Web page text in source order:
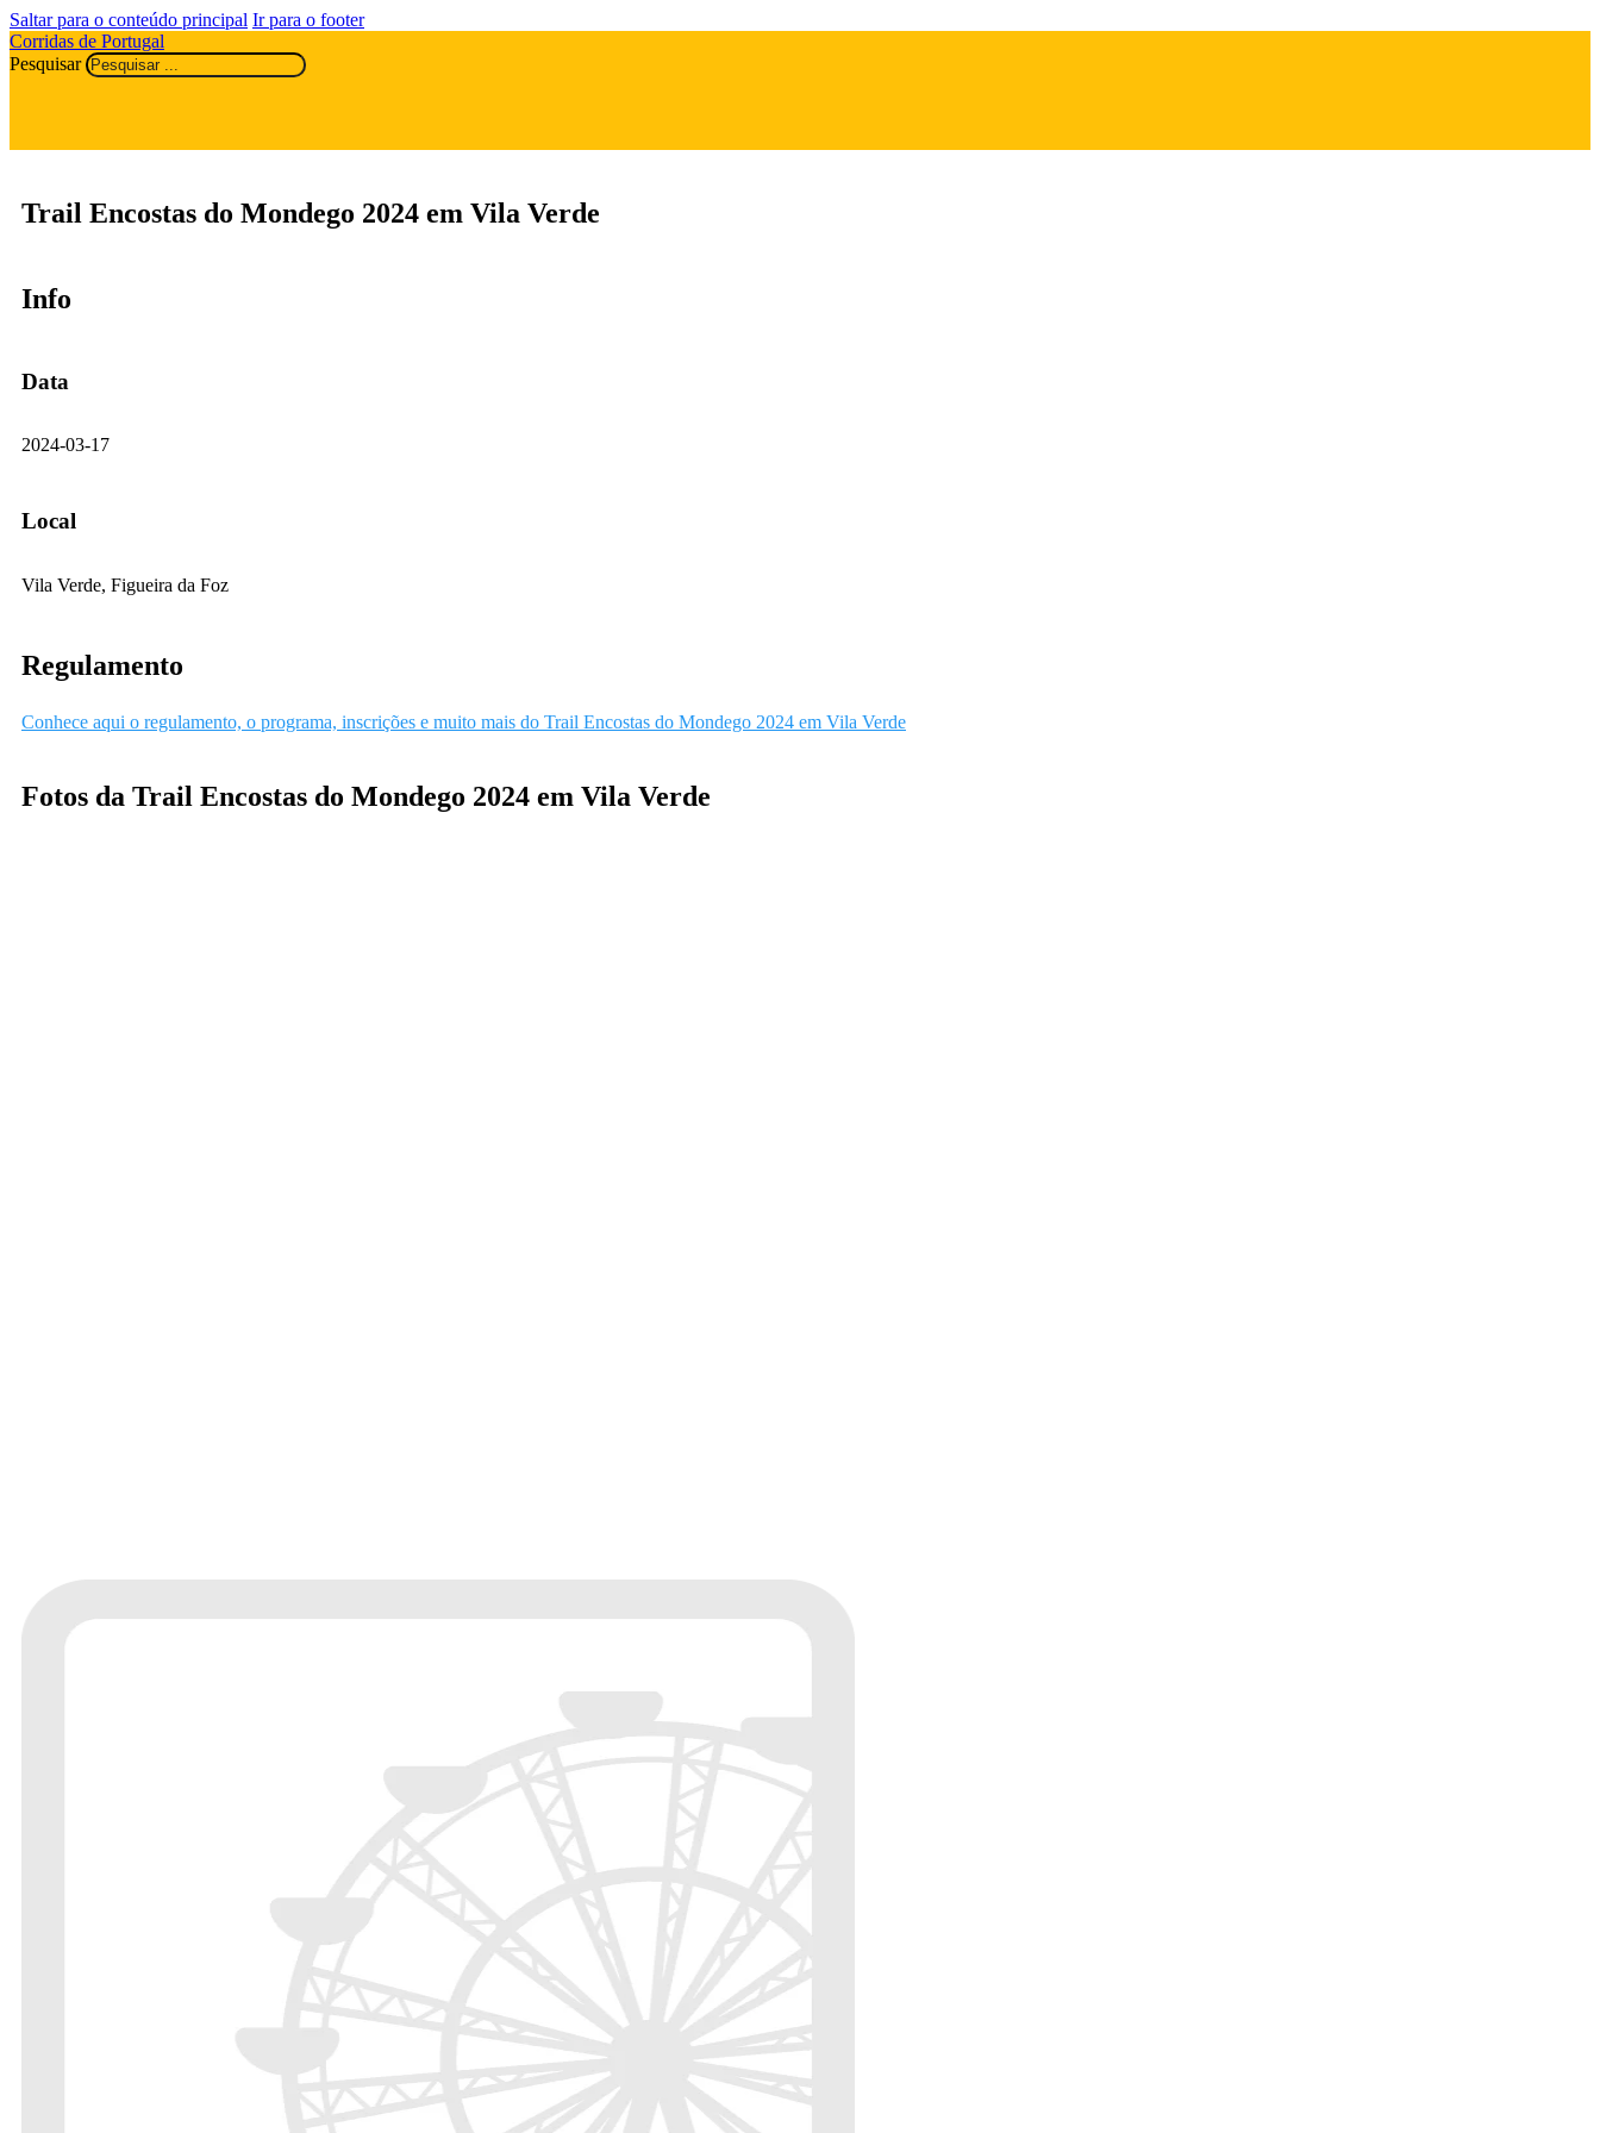
Saltar para o conteúdo principal Ir para o footer
Corridas de Portugal
Pesquisar
Trail Encostas do Mondego 2024 em Vila Verde
Info
Data
2024-03-17
Local
Vila Verde, Figueira da Foz
Regulamento
Conhece aqui o regulamento, o programa, inscrições e muito mais do Trail Encostas do Mondego 2024 em Vila Verde
Fotos da Trail Encostas do Mondego 2024 em Vila Verde